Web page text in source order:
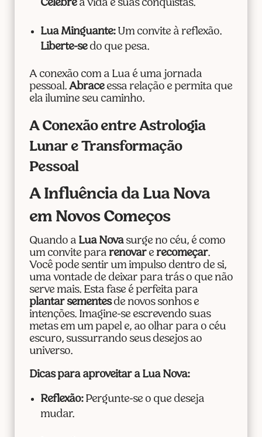
Celebrea vida e suas conquistas.
Lua Minguante:Um convite à reflexão.
Liberte-sedo que pesa.
A conexão com a Lua é uma jornada
pessoal. Abraceessa relação e permita que
ela ilumine seu caminho.
A Conexão entre Astrologia
Lunar e Transformação
Pessoal
A Influência da Lua Nova
em Novos Começos
Quando a Lua Novasurge no céu, é como
um convite para renovare recomeçar.
Você pode sentir um impulso dentro de si,
uma vontade de deixar para trás o que não
serve mais. Esta fase é perfeita para
plantar sementesde novos sonhos e
intenções. Imagine-se escrevendo suas
metas em um papel e, ao olhar para o céu
escuro, sussurrando seus desejos ao
universo.
Dicas para aproveitar a Lua Nova:
Reflexão:Pergunte-se o que deseja
mudar.